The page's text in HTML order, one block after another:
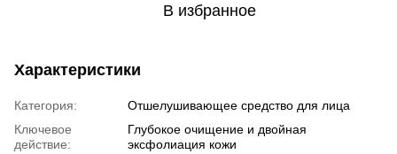
В избранное
Характеристики
Категория:
Отшелушивающее средство для лица
Ключевое
действие:
Глубокое очищение и двойная
эксфолиация кожи